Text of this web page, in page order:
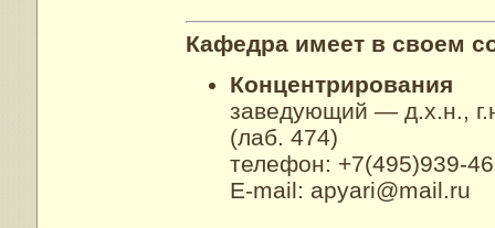
Кафедра имеет в своем
Концентрирования
заведующий — д.х.н.,
(лаб. 474)
телефон: +7(495)939-
E-mail: apyari@mail.ru